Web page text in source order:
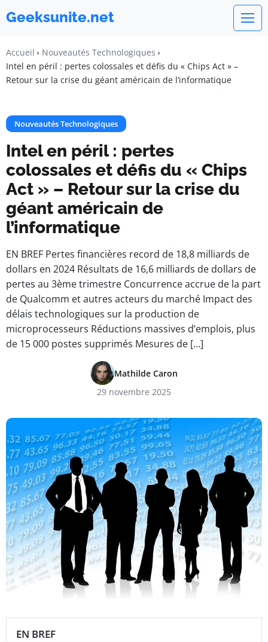
Geeksunite.net
Accueil
Nouveautés Technologiques
Intel en péril : pertes colossales et défis du « Chips Act » –
Retour sur la crise du géant américain de l’informatique
Nouveautés Technologiques
Intel en péril : pertes
colossales et défis du « Chips
Act » – Retour sur la crise du
géant américain de
l’informatique
EN BREF Pertes financières record de 18,8 milliards de
dollars en 2024 Résultats de 16,6 milliards de dollars de
pertes au 3ème trimestre Concurrence accrue de la part
de Qualcomm et autres acteurs du marché Impact des
délais technologiques sur la production de
microprocesseurs Réductions massives d’emplois, plus
de 15 000 postes supprimés Mesures de […]
Mathilde Caron
29 novembre 2025
EN BREF